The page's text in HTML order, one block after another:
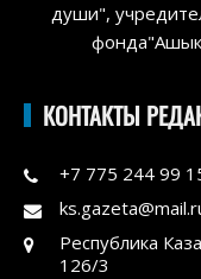
души",
КОНТАКТЫ
+7 775 244 99
Республика
126/3